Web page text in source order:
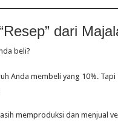
dari
beli?
Anda membeli yang 10%.
memproduksi dan menjual